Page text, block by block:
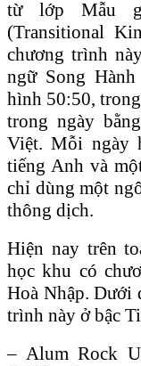
từ lớp Mẫu
(Transitional
chương trình
ngữ Song
hình 50:50,
trong ngày
Việt. Mỗi ngày
tiếng Anh và
chỉ dùng một
thông dịch.
Hiện nay trên
học khu có
Hoà Nhập. Dưới
trình này ở bậc
– Alum Rock